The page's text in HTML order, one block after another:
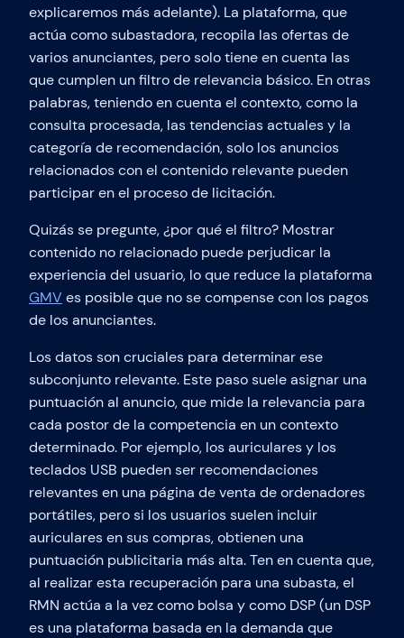
explicaremos más adelante). La plataforma, que
actúa como subastadora, recopila las ofertas de
varios anunciantes, pero solo tiene en cuenta las
que cumplen un filtro de relevancia básico. En otras
palabras, teniendo en cuenta el contexto, como la
consulta procesada, las tendencias actuales y la
categoría de recomendación, solo los anuncios
relacionados con el contenido relevante pueden
participar en el proceso de licitación.
Quizás se pregunte, ¿por qué el filtro? Mostrar
contenido no relacionado puede perjudicar la
experiencia del usuario, lo que reduce la plataforma
GMVes posible que no se compense con los pagos
de los anunciantes.
Los datos son cruciales para determinar ese
subconjunto relevante. Este paso suele asignar una
puntuación al anuncio, que mide la relevancia para
cada postor de la competencia en un contexto
determinado. Por ejemplo, los auriculares y los
teclados USB pueden ser recomendaciones
relevantes en una página de venta de ordenadores
portátiles, pero si los usuarios suelen incluir
auriculares en sus compras, obtienen una
puntuación publicitaria más alta. Ten en cuenta que,
al realizar esta recuperación para una subasta, el
RMN actúa a la vez como bolsa y como DSP (un DSP
es una plataforma basada en la demanda que